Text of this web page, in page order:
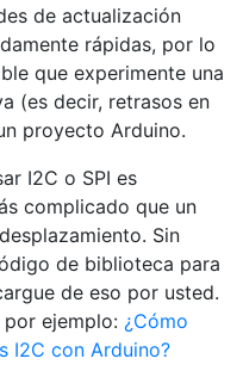
de actualización
rápidas, por lo
que experimente una
(es decir, retrasos en
proyecto Arduino.
I2C o SPI es
complicado que un
Sin
de biblioteca para
de eso por usted.
por ejemplo: ¿Cómo
I2C con Arduino?